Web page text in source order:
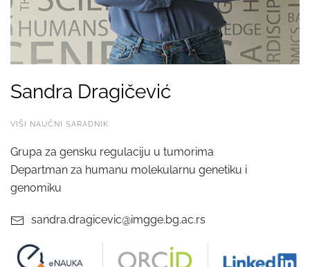
Sandra Dragičević
VIŠI NAUČNI SARADNIK
Grupa za gensku regulaciju u tumorima
Departman za humanu molekularnu genetiku i
genomiku
sandra.dragicevic@imgge.bg.ac.rs